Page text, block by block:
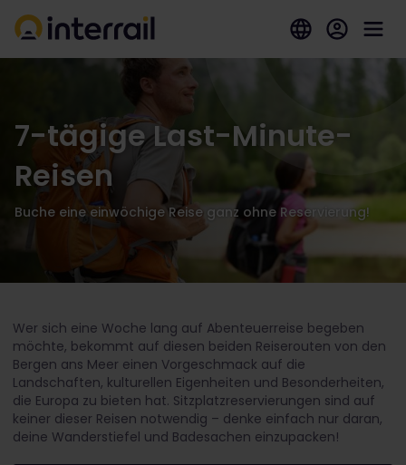
7-tägige Last-Minute-
Reisen
Buche eine einwöchige Reise ganz ohne Reservierung!
Wer sich eine Woche lang auf Abenteuerreise begeben
möchte, bekommt auf diesen beiden Reiserouten von den
Bergen ans Meer einen Vorgeschmack auf die
Landschaften, kulturellen Eigenheiten und Besonderheiten,
die Europa zu bieten hat. Sitzplatzreservierungen sind auf
keiner dieser Reisen notwendig – denke einfach nur daran,
deine Wanderstiefel und Badesachen einzupacken!